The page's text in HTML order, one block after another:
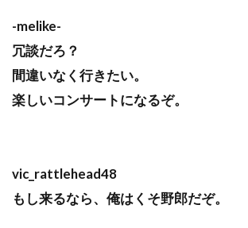
-melike-
冗談だろ？
間違いなく行きたい。
楽しいコンサートになるぞ。
vic_rattlehead48
もし来るなら、俺はくそ野郎だぞ。